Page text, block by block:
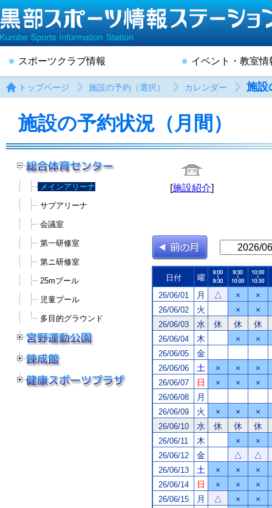
スポーツクラブ情報 イベント・教室情
トップページ 施設の予約（選択） カレンダー 施設
施設の予約状況（月間）
メインアリーナ
サブアリーナ
会議室
第一研修室
第ニ研修室
25mプール
児童プール
多目的グラウンド
[施設紹介]
日付
曜
26/06/01
月 △ × ×
26/06/02 火 × ×
26/06/03 水 休 休 休
26/06/04 木 × ×
26/06/05 金
26/06/06 土 × × ×
26/06/07 日 × × ×
26/06/08 月
26/06/09 火 × × ×
26/06/10 水 休 休 休
26/06/11 木 × ×
26/06/12 金 △ △
26/06/13 土 × × ×
26/06/14 日 × × ×
26/06/15 月 △ × ×